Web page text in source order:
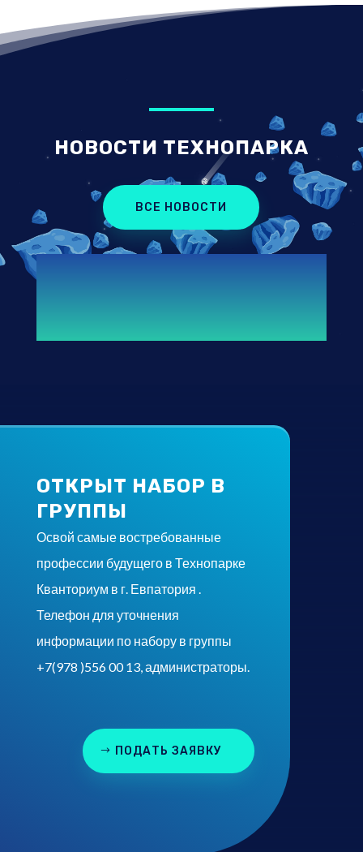
НОВОСТИ ТЕХНОПАРКА
ВСЕ НОВОСТИ
ОТКРЫТ НАБОР В
ГРУППЫ
Освой самые востребованные
профессии будущего в Технопарке
Кванториум в г. Евпатория .
Телефон для уточнения
информации по набору в группы
+7(978 )556 00 13, администраторы.
ПОДАТЬ ЗАЯВКУ